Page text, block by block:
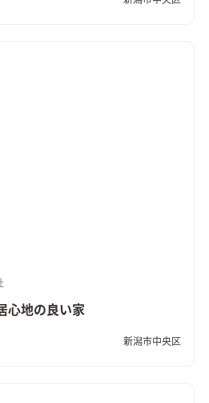
できるゆとりのプランニング ・2階に
心地の良い家
新潟市中央区